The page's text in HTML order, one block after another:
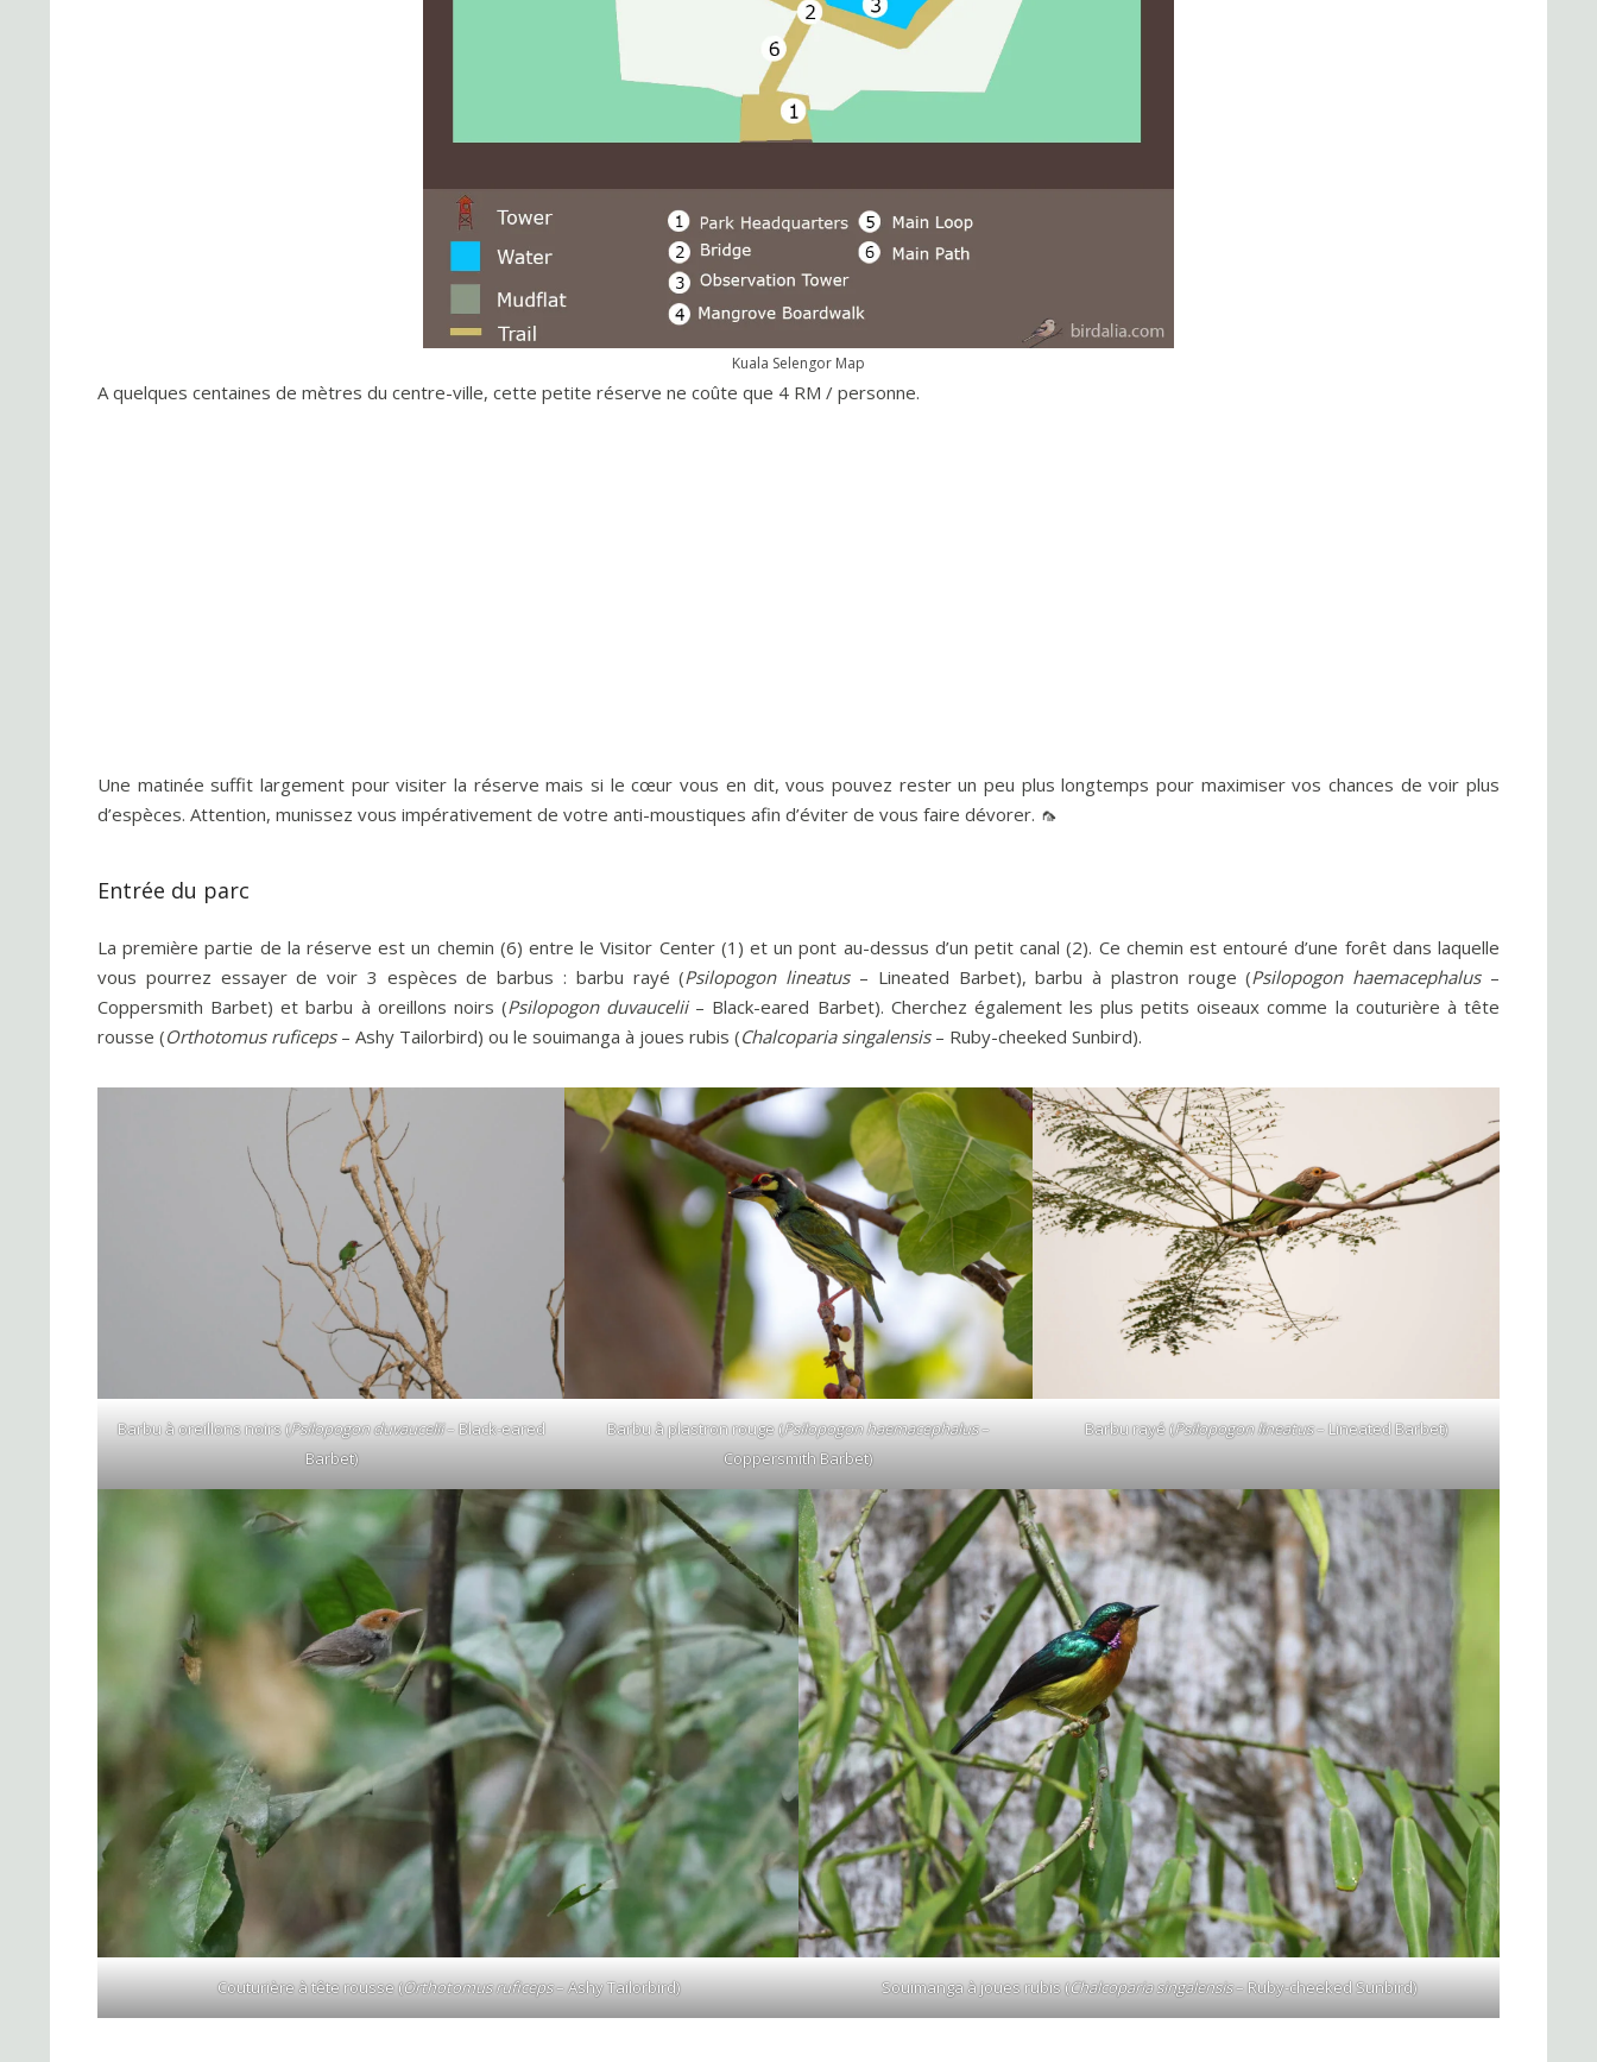
Kuala Selengor Map
A quelques centaines de mètres du centre-ville, cette petite réserve ne coûte que 4 RM / personne.
Une matinée suffit largement pour visiter la réserve mais si le cœur vous en dit, vous pouvez rester un peu plus longtemps pour maximiser vos chances de voir plus
d’espèces. Attention, munissez vous impérativement de votre anti-moustiques afin d’éviter de vous faire dévorer. 🦟
Entrée du parc
La première partie de la réserve est un chemin (6) entre le Visitor Center (1) et un pont au-dessus d’un petit canal (2). Ce chemin est entouré d’une forêt dans laquelle
vous pourrez essayer de voir 3 espèces de barbus : barbu rayé (Psilopogon lineatus– Lineated Barbet), barbu à plastron rouge (Psilopogon haemacephalus–
Coppersmith Barbet) et barbu à oreillons noirs (Psilopogon duvaucelii– Black-eared Barbet). Cherchez également les plus petits oiseaux comme la couturière à tête
rousse (Orthotomus ruficeps– Ashy Tailorbird) ou le souimanga à joues rubis (Chalcoparia singalensis– Ruby-cheeked Sunbird).
Barbu à oreillons noirs (Psilopogon duvaucelii– Black-eared
Barbet)
Barbu à plastron rouge (Psilopogon haemacephalus–
Coppersmith Barbet)
Barbu rayé (Psilopogon lineatus– Lineated Barbet)
Couturière à tête rousse (Orthotomus ruficeps– Ashy Tailorbird) Souimanga à joues rubis (Chalcoparia singalensis– Ruby-cheeked Sunbird)